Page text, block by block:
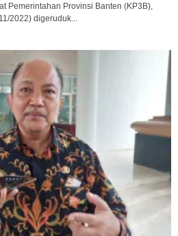
Pemerintahan Provinsi Banten (KP3B),
2022) digeruduk...